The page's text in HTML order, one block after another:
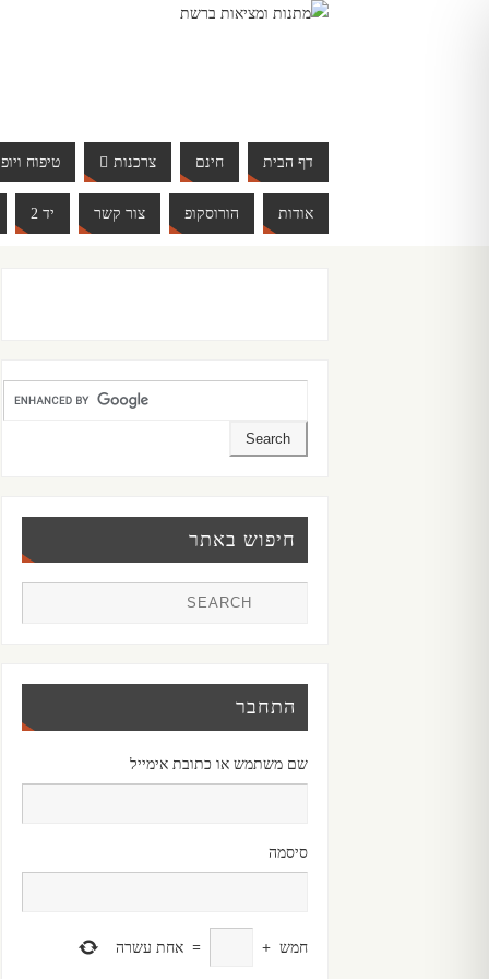
דף הבית חינם צרכנות טיפוח
אודות הורוסקופ צור קשר יד 2
חיפוש באתר
התחבר
שם משתמש או כתובת אימייל
סיסמה
חמש +
= אחת עשרה